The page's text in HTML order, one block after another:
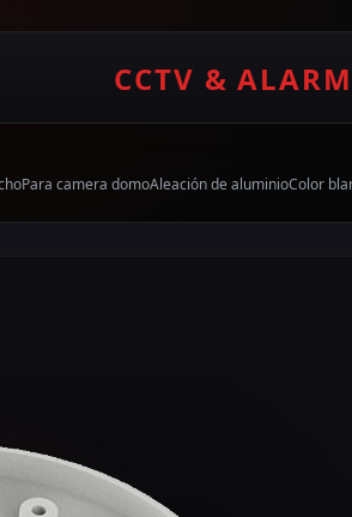
CCTV &
camera domoAleación de aluminioColor